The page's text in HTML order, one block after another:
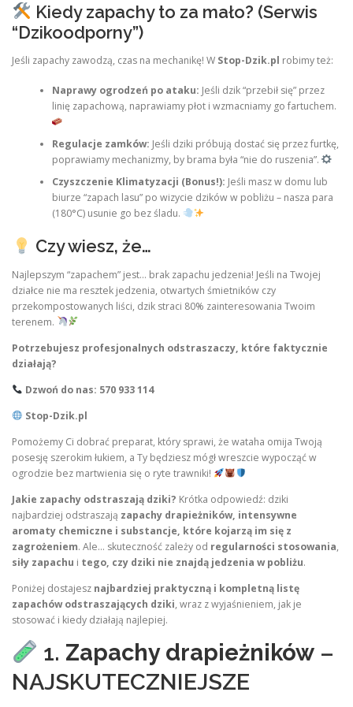
Kiedy zapachy to za mało? (Serwis
“Dzikoodporny”)
Jeśli zapachy zawodzą, czas na mechanikę! W Stop-Dzik.pl robimy też:
Naprawy ogrodzeń po ataku: Jeśli dzik “przebił się” przez
linię zapachową, naprawiamy płot i wzmacniamy go fartuchem.
Regulacje zamków: Jeśli dziki próbują dostać się przez furtkę,
poprawiamy mechanizmy, by brama była “nie do ruszenia”.
Czyszczenie Klimatyzacji (Bonus!): Jeśli masz w domu lub
biurze “zapach lasu” po wizycie dzików w pobliżu – nasza para
(180°C) usunie go bez śladu.
Czy wiesz, że…
Najlepszym “zapachem” jest… brak zapachu jedzenia! Jeśli na Twojej
działce nie ma resztek jedzenia, otwartych śmietników czy
przekompostowanych liści, dzik straci 80% zainteresowania Twoim
terenem.
Potrzebujesz profesjonalnych odstraszaczy, które faktycznie
działają?
Dzwoń do nas: 570 933 114
Stop-Dzik.pl
Pomożemy Ci dobrać preparat, który sprawi, że wataha omija Twoją
posesję szerokim łukiem, a Ty będziesz mógł wreszcie wypocząć w
ogrodzie bez martwienia się o ryte trawniki!
Jakie zapachy odstraszają dziki? Krótka odpowiedź: dziki
najbardziej odstraszają zapachy drapieżników, intensywne
aromaty chemiczne i substancje, które kojarzą im się z
zagrożeniem. Ale… skuteczność zależy od regularności stosowania,
siły zapachu i tego, czy dziki nie znajdą jedzenia w pobliżu.
Poniżej dostajesz najbardziej praktyczną i kompletną listę
zapachów odstraszających dziki, wraz z wyjaśnieniem, jak je
stosować i kiedy działają najlepiej.
1. Zapachy drapieżników–
NAJSKUTECZNIEJSZE